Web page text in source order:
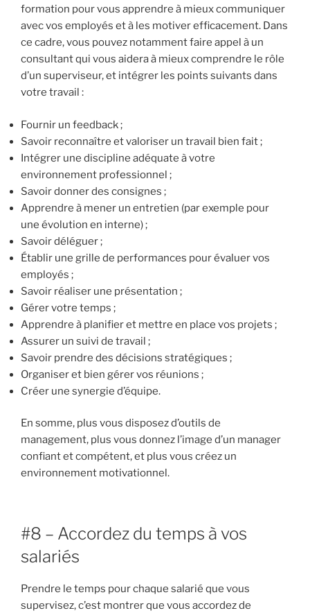
formation pour vous apprendre à mieux communiquer
avec vos employés et à les motiver efficacement. Dans
ce cadre, vous pouvez notamment faire appel à un
consultant qui vous aidera à mieux comprendre le rôle
d’un superviseur, et intégrer les points suivants dans
votre travail :
Fournir un feedback ;
Savoir reconnaître et valoriser un travail bien fait ;
Intégrer une discipline adéquate à votre
environnement professionnel ;
Savoir donner des consignes ;
Apprendre à mener un entretien (par exemple pour
une évolution en interne) ;
Savoir déléguer ;
Établir une grille de performances pour évaluer vos
employés ;
Savoir réaliser une présentation ;
Gérer votre temps ;
Apprendre à planifier et mettre en place vos projets ;
Assurer un suivi de travail ;
Savoir prendre des décisions stratégiques ;
Organiser et bien gérer vos réunions ;
Créer une synergie d’équipe.
En somme, plus vous disposez d’outils de
management, plus vous donnez l’image d’un manager
confiant et compétent, et plus vous créez un
environnement motivationnel.
#8 – Accordez du temps à vos
salariés
Prendre le temps pour chaque salarié que vous
supervisez, c’est montrer que vous accordez de